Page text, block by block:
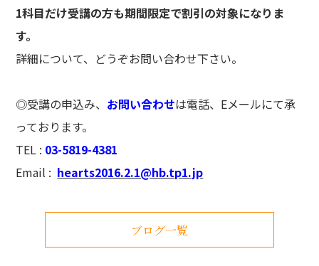
1科目だけ受講の方も期間限定で割引の対象になりま
す。
詳細について、どうぞお問い合わせ下さい。
◎受講の申込み、 お問い合わせは電話、Eメールにて承
っております。
TEL : 03-5819-4381
Email : hearts2016.2.1@hb.tp1.jp
ブログ一覧